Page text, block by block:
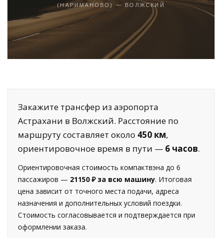
(НАРИМАНОВО) — ВОЛЖСКИЙ
Закажите трансфер из аэропорта
Астрахани в Волжский. Расстояние по
маршруту составляет около 450 км,
ориентировочное время в пути — 6 часов.
Ориентировочная стоимость компактвэна до 6
пассажиров — 21150 ₽ за всю машину. Итоговая
цена зависит от точного места подачи, адреса
назначения и дополнительных условий поездки.
Стоимость согласовывается и подтверждается при
оформлении заказа.